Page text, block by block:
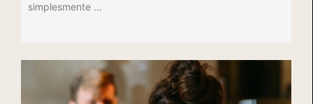
simplesmente …